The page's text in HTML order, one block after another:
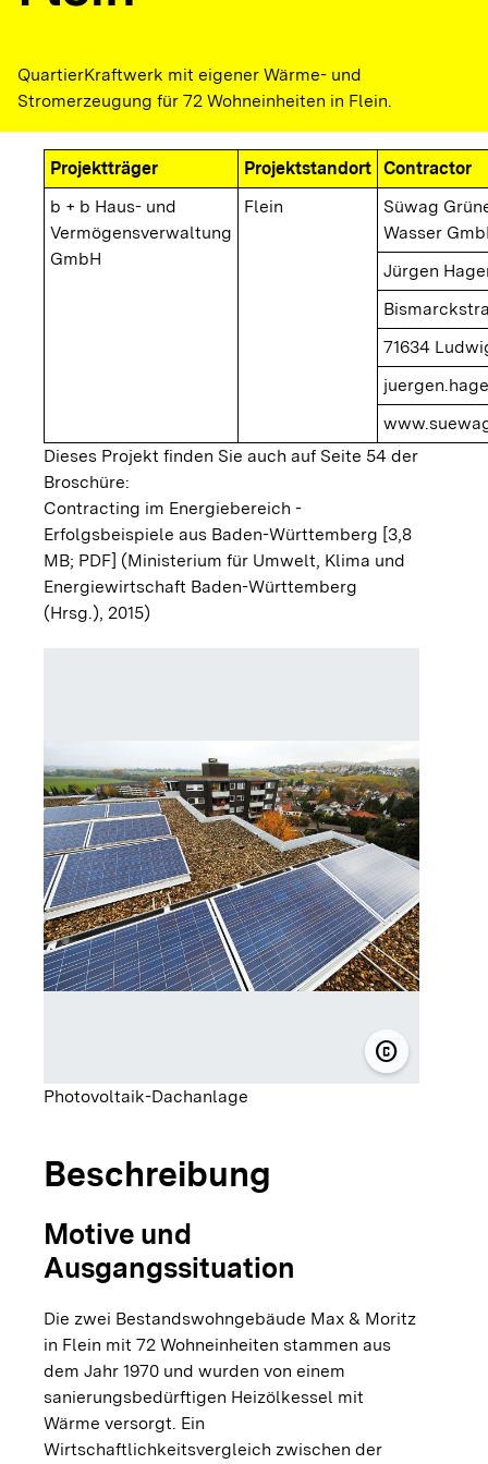
QuartierKraftwerk mit eigener Wärme- und
Stromerzeugung für 72 Wohneinheiten in Flein.
Projektträger Projektstandort Contractor
b + b Haus- und
Vermögensverwaltung
GmbH
Flein
Süwag
Wasser
Jürgen
71634
Dieses Projekt finden Sie auch auf Seite 54 der
Broschüre:
Contracting im Energiebereich -
Erfolgsbeispiele aus Baden-Württemberg [3,8
MB; PDF] (Ministerium für Umwelt, Klima und
Energiewirtschaft Baden-Württemberg
(Hrsg.), 2015)
copyright© b + b
Photovoltaik-Dachanlage
Beschreibung
Motive und
Ausgangssituation
Die zwei Bestandswohngebäude Max & Moritz
in Flein mit 72 Wohneinheiten stammen aus
dem Jahr 1970 und wurden von einem
sanierungsbedürftigen Heizölkessel mit
Wärme versorgt. Ein
Wirtschaftlichkeitsvergleich zwischen der